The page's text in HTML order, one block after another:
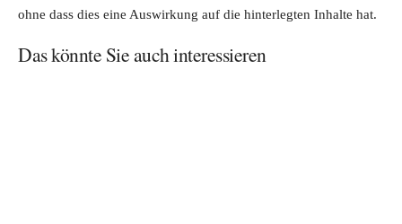
ohne dass dies eine Auswirkung auf die hinterlegten Inhalte hat.
Das könnte Sie auch interessieren